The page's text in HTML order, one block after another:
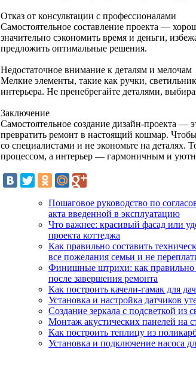
Отказ от консультации с профессионалами
Самостоятельное составление проекта —
значительно сэкономить время и деньги,
предложить оптимальные решения.
Недостаточное внимание к деталям и мелочам
Мелкие элементы, такие как ручки,
интерьера. Не пренебрегайте деталями,
Заключение
Самостоятельное создание дизайн-проекта —
превратить ремонт в настоящий кошмар.
со специалистами и не экономьте на деталях.
процессом, а интерьер — гармоничным и
Пошаговое руководство по
акта введенной в эксплуатацию
Что важнее: красивый фасад или
проекта коттеджа
Как правильно составить
все пожелания семьи и не
Финишные штрихи: как правильно
после завершения ремонта
Как построить качели-гамак для
Установка и настройка датчиков
Создание зеркала с подсветкой
Монтаж акустических панелей на
Как построить теплицу из
Установка и подключение насоса